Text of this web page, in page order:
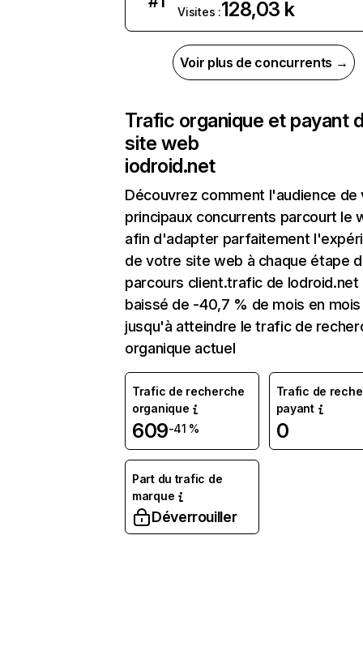
Visites :128,03 k
Voir plus de concurrents →
Trafic organique et payant
site web
iodroid.net
Découvrez comment l'audience de
principaux concurrents parcourt le
afin d'adapter parfaitement
de votre site web à chaque étape
parcours client.trafic de Iodroid.net
baissé de -40,7 % de mois en mois
jusqu'à atteindre le trafic de
organique actuel
Trafic de recherche
organique
609-41 %
Trafic de
payant
0
Part du trafic de
marque
Déverrouiller